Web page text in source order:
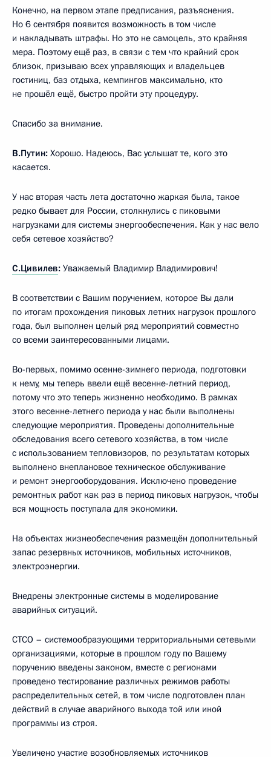
Конечно, на первом этапе предписания, разъяснения.
Но 6 сентября появится возможность в том числе
и накладывать штрафы. Но это не самоцель, это крайняя
мера. Поэтому ещё раз, в связи с тем что крайний срок
близок, призываю всех управляющих и владельцев
гостиниц, баз отдыха, кемпингов максимально, кто
не прошёл ещё, быстро пройти эту процедуру.
Спасибо за внимание.
В.Путин: Хорошо. Надеюсь, Вас услышат те, кого это
касается.
У нас вторая часть лета достаточно жаркая была, такое
редко бывает для России, столкнулись с пиковыми
нагрузками для системы энергообеспечения. Как у нас вело
себя сетевое хозяйство?
С.Цивилев: Уважаемый Владимир Владимирович!
В соответствии с Вашим поручением, которое Вы дали
по итогам прохождения пиковых летних нагрузок прошлого
года, был выполнен целый ряд мероприятий совместно
со всеми заинтересованными лицами.
Во-первых, помимо осенне-зимнего периода, подготовки
к нему, мы теперь ввели ещё весенне-летний период,
потому что это теперь жизненно необходимо. В рамках
этого весенне-летнего периода у нас были выполнены
следующие мероприятия. Проведены дополнительные
обследования всего сетевого хозяйства, в том числе
с использованием тепловизоров, по результатам которых
выполнено внеплановое техническое обслуживание
и ремонт энергооборудования. Исключено проведение
ремонтных работ как раз в период пиковых нагрузок, чтобы
вся мощность поступала для экономики.
На объектах жизнеобеспечения размещён дополнительный
запас резервных источников, мобильных источников,
электроэнергии.
Внедрены электронные системы в моделирование
аварийных ситуаций.
СТСО – системообразующими территориальными сетевыми
организациями, которые в прошлом году по Вашему
поручению введены законом, вместе с регионами
проведено тестирование различных режимов работы
распределительных сетей, в том числе подготовлен план
действий в случае аварийного выхода той или иной
программы из строя.
Увеличено участие возобновляемых источников